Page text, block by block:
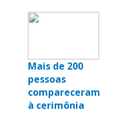
Mais de 200
pessoas
compareceram
à cerimônia